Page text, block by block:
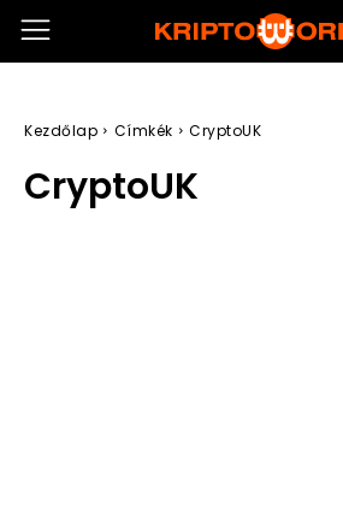
Kezdőlap Címkék CryptoUK
CryptoUK